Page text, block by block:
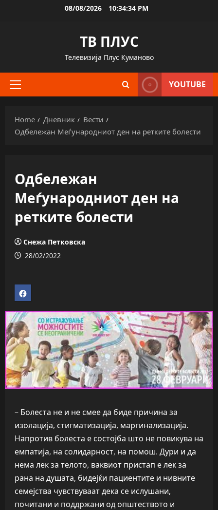
08/08/2026 10:34:35 PM
ТВ ПЛУС
Телевизија Плус Куманово
Primary
YOUTUBE
Home Дневник
Вести
Одбележан Меѓународниот ден на ретките болести
Одбележан
Меѓународниот ден на
ретките болести
Снежа Петковска
28/02/2022
– Болеста не и не смее да биде причина за
изолација, стигматизација, маргинализација.
Напротив болеста е состојба што не повикува на
емпатија, на солидарност, на помош. Дури и да
нема лек за телото, ваквиот пристап е лек за
рана на душата, бидејќи пациентите и нивните
семејства чувствуваат дека се ислушани,
почитани и поддржани од општеството и